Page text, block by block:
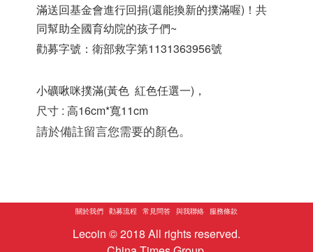
滿送回基金會進行回捐(還能換新的撲滿喔)！共
同幫助全國育幼院的孩子們~
勸募字號：衛部救字第1131363956號
小礦啾咪撲滿(黃色 紅色任選一)，
尺寸 : 高16cm*寬11cm
請於備註留言您需要的顏色。
關於我們 勸募流程 常見問答 與我聯絡 服務條款
Lecoin © 2018 All rights reserved.